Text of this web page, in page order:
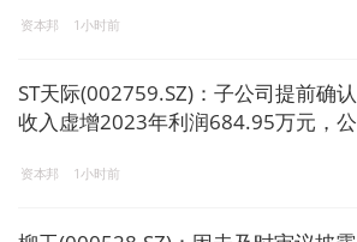
资本邦 1小时前
ST天际(002759.SZ)：子公司提前确认
收入虚增2023年利润684.95万元，公
罚款
资本邦 1小时前